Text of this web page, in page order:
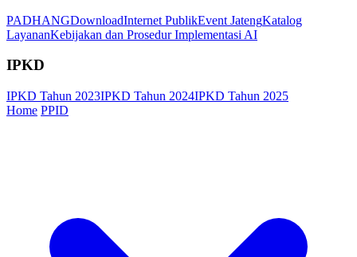
PADHANGDownloadInternet PublikEvent JatengKatalog
LayananKebijakan dan Prosedur Implementasi AI
IPKD
IPKD Tahun 2023IPKD Tahun 2024IPKD Tahun 2025
Home PPID